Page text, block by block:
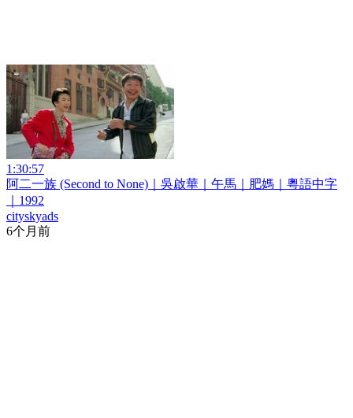
1:30:57
阿二一族 (Second to None)｜吳啟華｜午馬｜肥媽｜粵語中字
｜1992
cityskyads
6个月前